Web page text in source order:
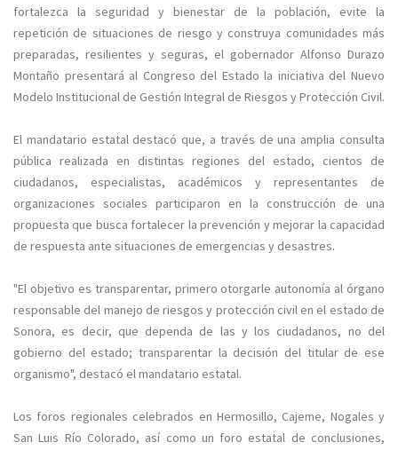
fortalezca la seguridad y bienestar de la población, evite la
repetición de situaciones de riesgo y construya comunidades más
preparadas, resilientes y seguras, el gobernador Alfonso Durazo
Montaño presentará al Congreso del Estado la iniciativa del Nuevo
Modelo Institucional de Gestión Integral de Riesgos y Protección Civil.
El mandatario estatal destacó que, a través de una amplia consulta
pública realizada en distintas regiones del estado, cientos de
ciudadanos, especialistas, académicos y representantes de
organizaciones sociales participaron en la construcción de una
propuesta que busca fortalecer la prevención y mejorar la capacidad
de respuesta ante situaciones de emergencias y desastres.
"El objetivo es transparentar, primero otorgarle autonomía al órgano
responsable del manejo de riesgos y protección civil en el estado de
Sonora, es decir, que dependa de las y los ciudadanos, no del
gobierno del estado; transparentar la decisión del titular de ese
organismo", destacó el mandatario estatal.
Los foros regionales celebrados en Hermosillo, Cajeme, Nogales y
San Luis Río Colorado, así como un foro estatal de conclusiones,